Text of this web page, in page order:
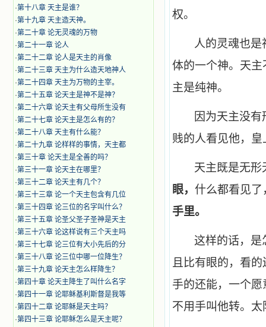
·第十八章 天主是谁？
·第十九章 天主造天神。
·第二十章 论无灵魂的万物
·第二十一章 论人
·第二十二章 论人是天主的肖像
·第二十三章 天主为什么造天地神人
·第二十四章 天主为万物的主宰。
·第二十五章 论天主是神不是神？
·第二十六章 论天主有父母所生没有
·第二十七章 论天主是怎么有的？
·第二十八章 天主有什么能？
·第二十九章 论样样的事情，天主都
·第三十章 论天主是全善的吗？
·第三十一章 论天主在哪里？
·第三十二章 论天主有几个？
·第三十三章 论一个天主包含有几位
·第三十四章 论三位的名字叫什么？
·第三十五章 论圣父圣子圣神是天主
·第三十六章 论这样说有三个天主吗
·第三十七章 论三位有大小先后的分
·第三十八章 论三位中哪一位降生？
·第三十九章 论天主怎么样降生？
·第四十章 论天主降生了叫什么名字
·第四十一章 论耶稣基利斯督是我等
·第四十二章 论耶稣是天主吗？
·第四十三章 论耶稣怎么是天主呢？
权。
人的灵魂也
体的一个神。天
主是纯神。
因为天主没
贱的人看见他，
天主既是无形
眼， 什么都看见了
手里。
这样的话，是
且比有眼的，看
手的还能，一个
不用手叫他转。